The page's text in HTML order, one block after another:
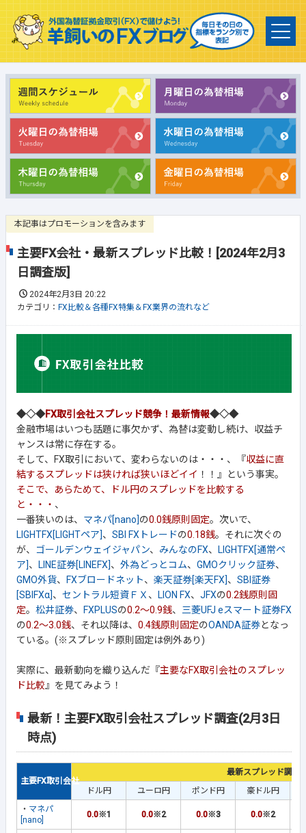
本記事はプロモーションを含みます
主要FX会社・最新スプレッド比較！[2024年2月3
日調査版]
2024年2月3日 20:22
カテゴリ： FX比較＆各種FX特集＆FX業界の流れなど
◆◇◆FX取引会社スプレッド競争！最新情報◆◇◆
金融市場はいつも話題に事欠かず、為替は変動し続け、収益チ
ャンスは常に存在する。
そして、FX取引において、変わらないのは・・・、『収益に直
結するスプレッドは狭ければ狭いほどイイ ！！』という事実。
そこで、あらためて、ドル円のスプレッドを比較する
と・・・ 、
一番狭いのは、 マネパ[nano]の0.0銭原則固定。次いで、
LIGHTFX[LIGHTペア]、 SBI FXトレードの0.18銭。それに次ぐの
が、 ゴールデンウェイジャパン、 みんなのFX、
LIGHTFX[通常ペ
ア]、 LINE証券[LINEFX]、 外為どっとコム、 GMOクリック証券、
GMO外貨、 FXブロードネット、 楽天証券[楽天FX]、 SBI証券
[SBIFXα]、 セントラル短資ＦＸ 、 LION FX、 JFXの0.2銭原則固
定。 松井証券、 FXPLUSの0.2～0.9銭、 三菱UFJ eスマート証券FX
の0.2～3.0銭、それ以降は、 0.4銭原則固定のOANDA証券となっ
ている。(※スプレッド原則固定は例外あり)
実際に、最新動向を織り込んだ『主要なFX取引会社のスプレッ
ド比較』を見てみよう！
最新！主要FX取引会社スプレッド調査(2月3日
時点)
主要FX取引会社
最新スプレッド調査
ドル円
ユーロ円 ポンド円 豪ドル円
・ マネパ
[nano]
0.0※1 0.0※2 0.0※3 0.0※2